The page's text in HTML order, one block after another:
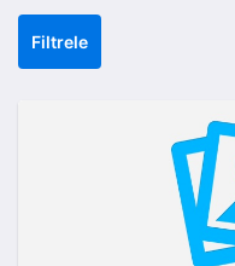
Filtrele